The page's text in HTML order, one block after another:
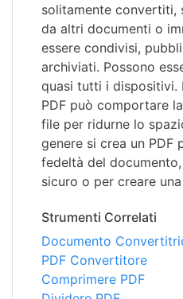
solitamente convertiti,
da altri documenti o
essere condivisi,
archiviati. Possono
quasi tutti i dispositivi.
PDF può comportare
file per ridurne lo
genere si crea un PDF
fedeltà del
sicuro o per creare
Strumenti Correlati
Documento
PDF Convertitore
Comprimere PDF